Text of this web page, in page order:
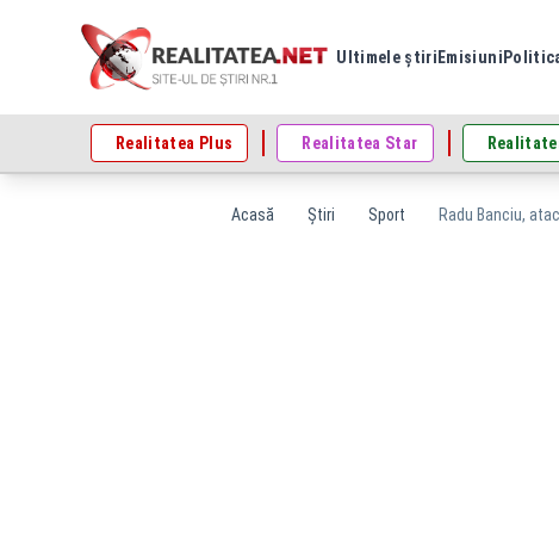
Ultimele știri Emisiuni
Realitatea Plus Realitatea Star
Acasă Știri Sport Radu Banciu,